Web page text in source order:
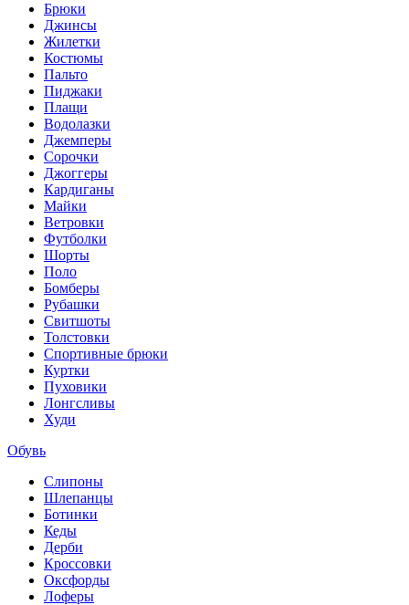
Брюки
Джинсы
Жилетки
Костюмы
Пальто
Пиджаки
Плащи
Водолазки
Джемперы
Сорочки
Джоггеры
Кардиганы
Майки
Ветровки
Футболки
Шорты
Поло
Бомберы
Рубашки
Свитшоты
Толстовки
Спортивные брюки
Куртки
Пуховики
Лонгсливы
Худи
Обувь
Слипоны
Шлепанцы
Ботинки
Кеды
Дерби
Кроссовки
Оксфорды
Лоферы